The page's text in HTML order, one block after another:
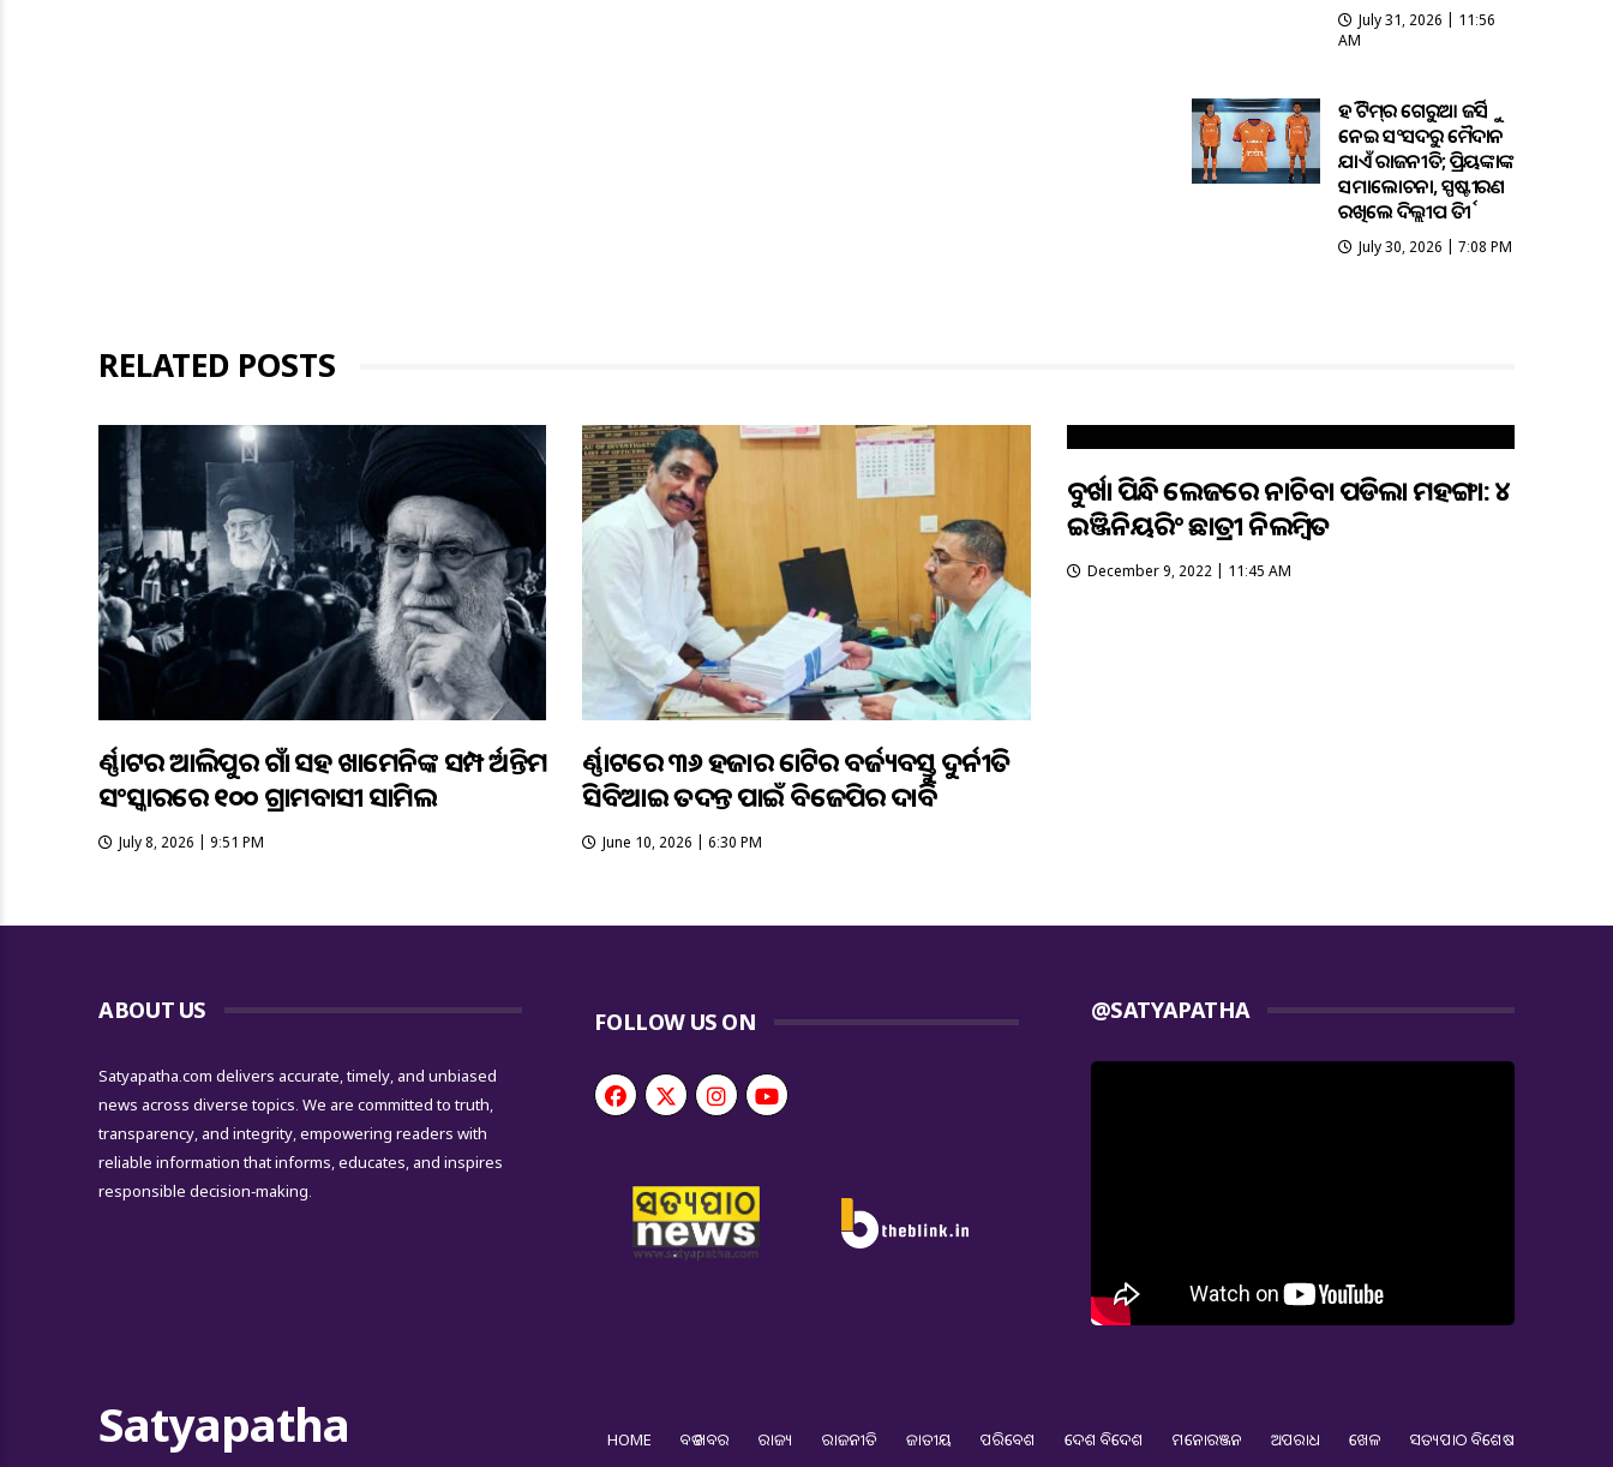
July 31, 2026 | 11:56
AM
ହକି ଟିମ୍‌ର ଗେରୁଆ ଜର୍ସିକୁ
ନେଇ ସଂସଦରୁ ମୈଦାନ
ଯାଏଁ ରାଜନୀତି; ପ୍ରିୟଙ୍କାଙ୍କ
ସମାଲୋଚନା, ସ୍ପଷ୍ଟୀକରଣ
ରଖିଲେ ଦିଲ୍ଲୀପ ତିର୍କୀ
July 30, 2026 | 7:08 PM
RELATED POSTS
କର୍ଣ୍ଣାଟକର ଆଲିପୁର ଗାଁ ସହ ଖାମେନିଙ୍କ ସମ୍ପର୍କ ଅନ୍ତିମ
ସଂସ୍କାରରେ ୧୦୦ ଗ୍ରାମବାସୀ ସାମିଲ
July 8, 2026 | 9:51 PM
କର୍ଣ୍ଣାଟକରେ ୩୬ ହଜାର କୋଟିର ବର୍ଜ୍ୟବସ୍ତୁ ଦୁର୍ନୀତି
ସିବିଆଇ ତଦନ୍ତ ପାଇଁ ବିଜେପିର ଦାବି
June 10, 2026 | 6:30 PM
ବୁର୍ଖା ପିନ୍ଧି କଲେଜରେ ନାଚିବା ପଡିଲା ମହଙ୍ଗା: ୪
ଇଞ୍ଜିନିୟରିଂ ଛାତ୍ରୀ ନିଲମ୍ୱିତ
December 9, 2022 | 11:45 AM
ABOUT US
Satyapatha.com delivers accurate, timely, and unbiased
news across diverse topics. We are committed to truth,
transparency, and integrity, empowering readers with
reliable information that informs, educates, and inspires
responsible decision-making.
FOLLOW US ON @SATYAPATHA
Satyapatha HOME ବଡ ଖବର ରାଜ୍ୟ ରାଜନୀତି ଜାତୀୟ ପରିବେଶ ଦେଶ ବିଦେଶ ମନୋରଞ୍ଜନ ଅପରାଧ ଖେଳ ସତ୍ୟପାଠ ବିଶେଷ